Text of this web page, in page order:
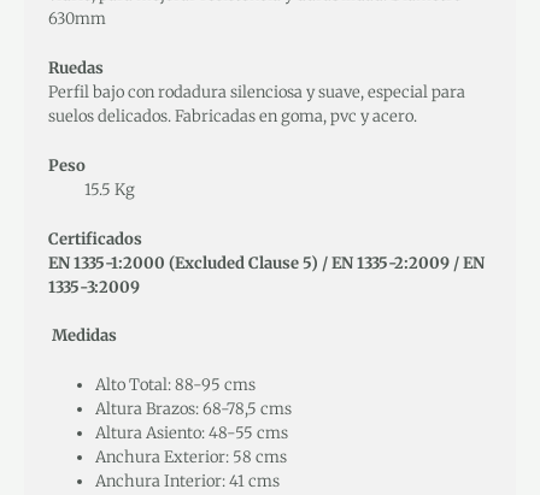
630mm
Ruedas
Perfil bajo con rodadura silenciosa y suave, especial para
suelos delicados. Fabricadas en goma, pvc y acero.
Peso
15.5 Kg
Certificados
EN 1335-1:2000 (Excluded Clause 5) / EN 1335-2:2009 / EN
1335-3:2009
Medidas
Alto Total: 88-95 cms
Altura Brazos: 68-78,5 cms
Altura Asiento: 48-55 cms
Anchura Exterior: 58 cms
Anchura Interior: 41 cms